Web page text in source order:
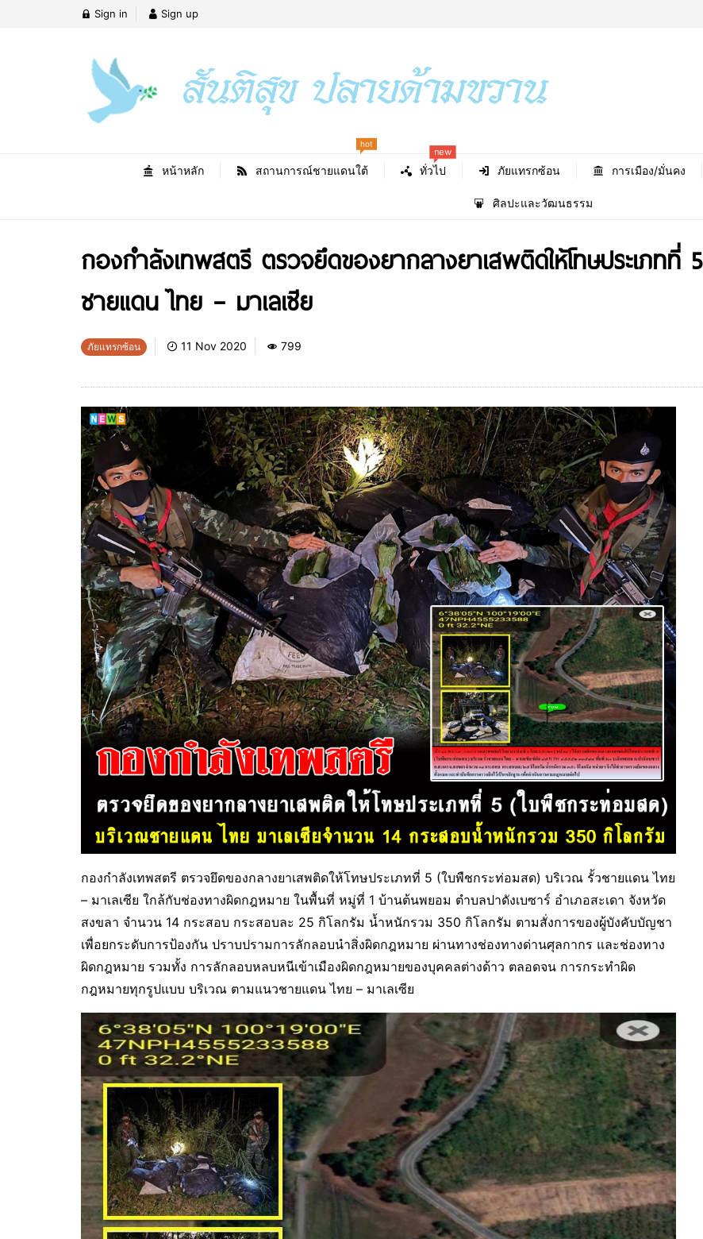
Sign in Sign up
หน้าหลัก สถานการณ์ชายแดนใต้
hot
ทั่วไป
new
ภัยแทรกซ้อน การเมือง/มั่นคง
ศิลปะและวัฒนธรรม
กองกำลังเทพสตรี ตรวจยึดของยากลางยาเสพติดให้โทษประเภท
ชายแดน ไทย – มาเลเซีย
ภัยแทรกซ้อน 11 Nov 2020 799
กองกำลังเทพสตรี ตรวจยึดของกลางยาเสพติดให้โทษประเภทที่ 5 (ใบพืชกระท่อมสด) บริเวณ รั้วชายแดน ไทย
– มาเลเซีย ใกล้กับช่องทางผิดกฎหมาย ในพื้นที่ หมู่ที่ 1 บ้านต้นพยอม ตำบลปาดังเบซาร์ อำเภอสะเดา จังหวัด
สงขลา จำนวน 14 กระสอบ กระสอบละ 25 กิโลกรัม น้ำหนักรวม 350 กิโลกรัม ตามสั่งการของผู้บังคับบัญชา
เพื่อยกระดับการป้องกัน ปราบปรามการลักลอบนำสิ่งผิดกฎหมาย ผ่านทางช่องทางด่านศุลกากร และช่องทาง
ผิดกฎหมาย รวมทั้ง การลักลอบหลบหนีเข้าเมืองผิดกฎหมายของบุคคลต่างด้าว ตลอดจน การกระทำผิด
กฎหมายทุกรูปแบบ บริเวณ ตามแนวชายแดน ไทย – มาเลเซีย